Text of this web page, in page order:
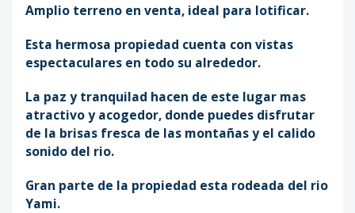
Amplio terreno en venta, ideal para lotificar.
Esta hermosa propiedad cuenta con vistas
espectaculares en todo su alrededor.
La paz y tranquilad hacen de este lugar mas
atractivo y acogedor, donde puedes disfrutar
de la brisas fresca de las montañas y el calido
sonido del rio.
Gran parte de la propiedad esta rodeada del rio
Yami.